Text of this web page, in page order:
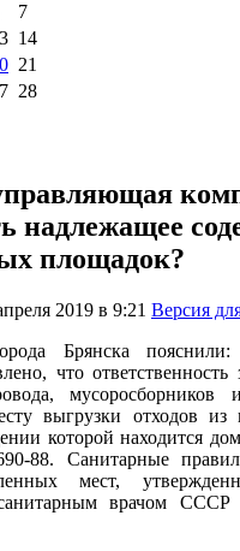
7
14
21
28
надлежащее
площадок?
2019 в 9:21 Версия
Брянска пояснили:
что ответственность
мусоросборников
выгрузки отходов из
которой находится
88. Санитарные
мест,
санитарным врачом